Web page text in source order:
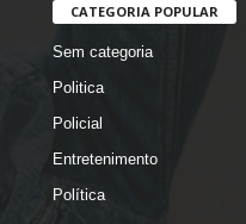
CATEGORIA POPULAR
Sem categoria
Politica
Policial
Entretenimento
Política